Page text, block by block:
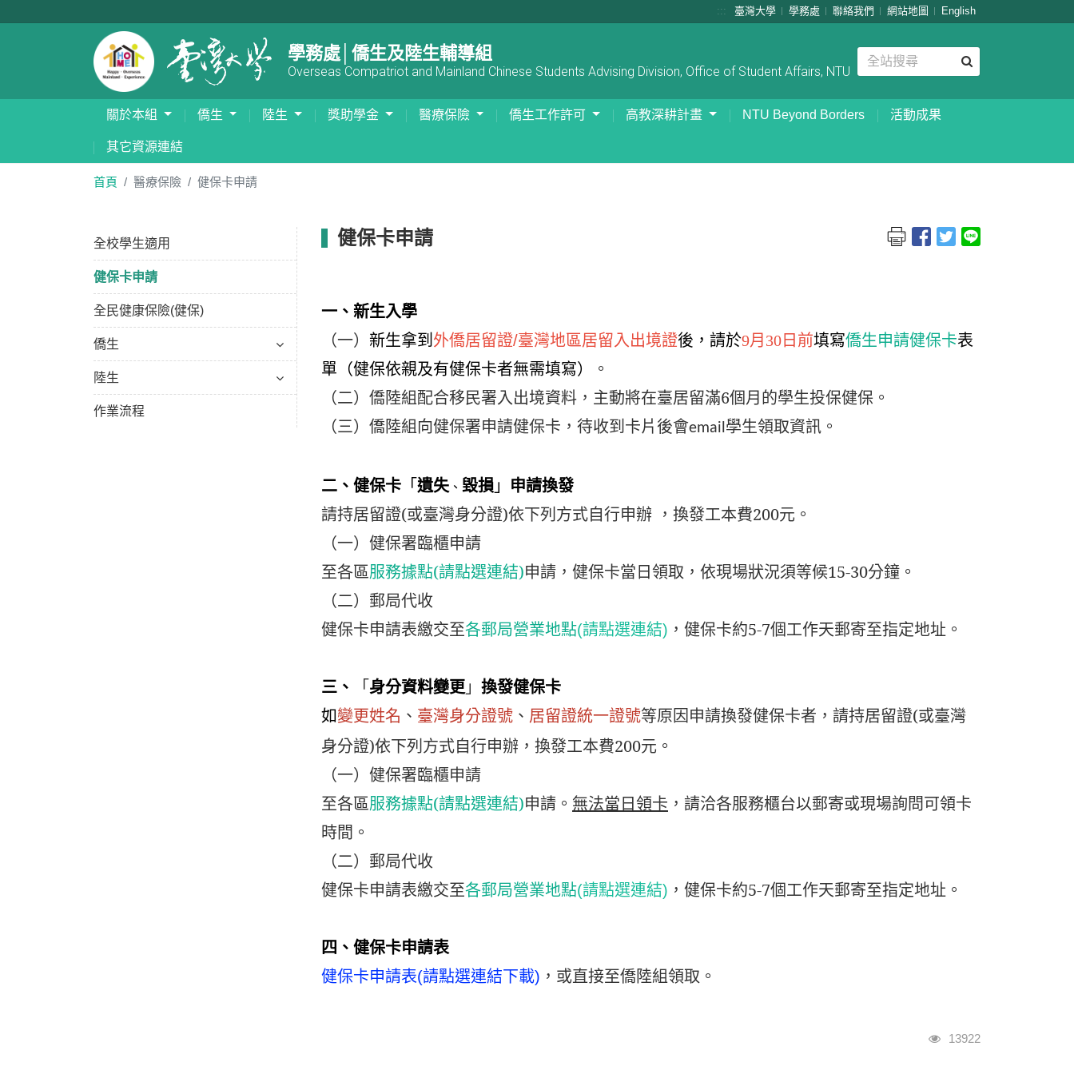
::: 臺灣大學 學務處 聯絡我們 網站地圖 English
學務處│僑生及陸生輔導組
Overseas Compatriot and Mainland Chinese Students Advising Division, Office of Student Affairs, NTU
關於本組 僑生 陸生 獎助學金 醫療保險 僑生工作許可 高教深耕計畫 NTU Beyond Borders 活動成果
其它資源連結
首頁 醫療保險 健保卡申請
全校學生適用
健保卡申請
全民健康保險(健保)
僑生
陸生
作業流程
健保卡申請
一、新生入學
（一）
新生拿到 外僑居留證/臺灣地區居留入出境證後，請於9月30日前填寫僑生申請健保卡表
單（健保依親及有健保卡者無需填寫）
。
（二）僑陸組配合移民署入出境資料，主動將在臺居留滿6個月的學生投保健保。
（三）
僑陸組向健保署申請健保卡，待收到卡片後會email學生領取資訊。
二、健保卡 「 遺失 、 毀損 」 申請換發
請持居留證(或臺灣身分證)依下列方式自行申辦 ， 換發工本費200元 。
（一）健保署臨櫃申請
至各區服務據點(請點選連結)申請，健保卡當日領取，依現場狀況須等候15-30分鐘。
（二）郵局代收
健保卡申請表繳交至各郵局營業地點(請點選連結) ，健保卡約5-7個工作天郵寄至指定地址。
三、 「 身分資料變更 」 換發健保卡
如變更姓名 、 臺灣身分證號 、 居留證統一證號等原因申請換發健保卡者， 請持居留證(或臺灣
身分證)依下列方式自行申辦，換發工本費200元。
（一）健保署臨櫃申請
至各區服務據點(請點選連結)申請。 無法當日領卡 ，請洽各服務櫃台以郵寄或現場詢問可領卡
時間 。
（二）郵局代收
健保卡申請表繳交至各郵局營業地點(請點選連結) ，健保卡約5-7個工作天郵寄至指定地址。
四、健保卡申請表
健保卡申請表(請點選連結下載) ，或直接至僑陸組領取。
瀏覽人次
13922